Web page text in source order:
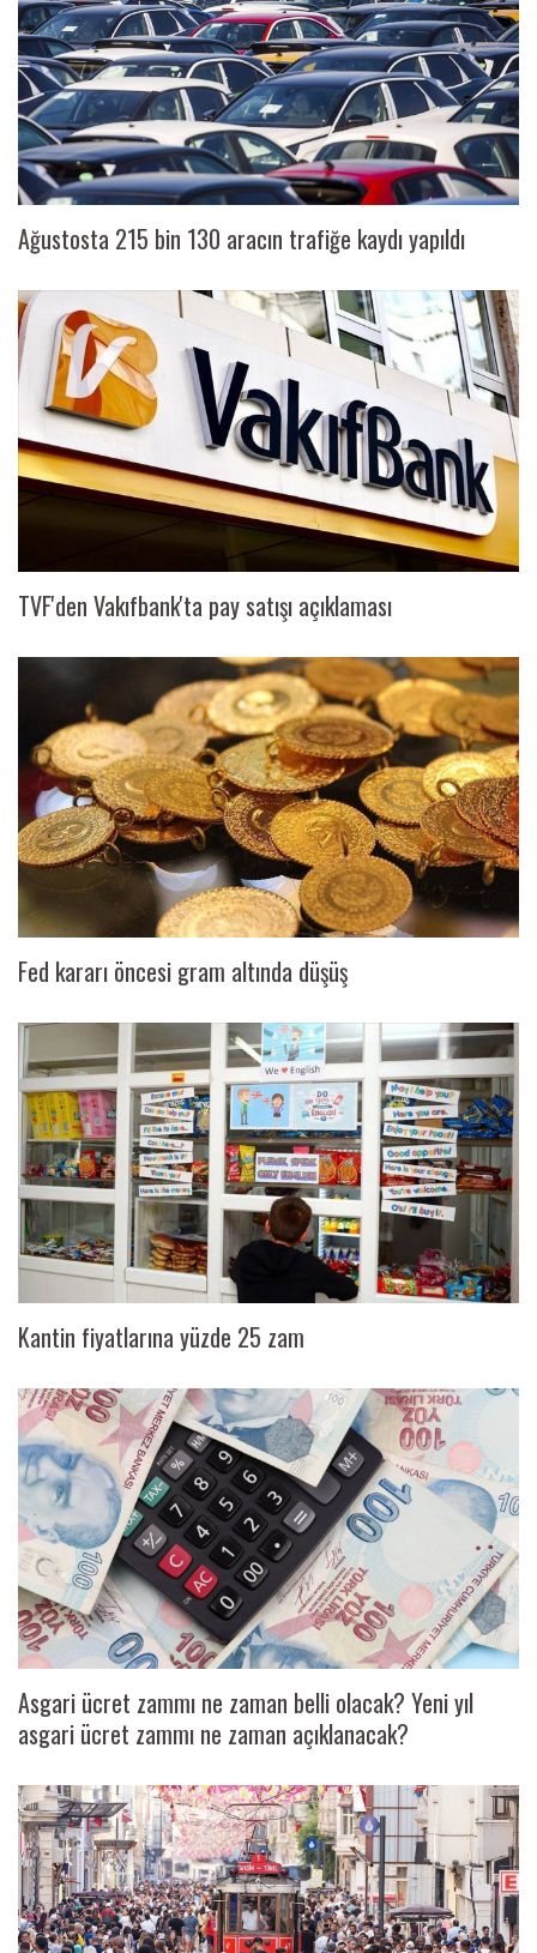
Ağustosta 215 bin 130 aracın trafiğe kaydı yapıldı
TVF'den Vakıfbank'ta pay satışı açıklaması
Fed kararı öncesi gram altında düşüş
Kantin fiyatlarına yüzde 25 zam
Asgari ücret zammı ne zaman belli olacak? Yeni yıl
asgari ücret zammı ne zaman açıklanacak?